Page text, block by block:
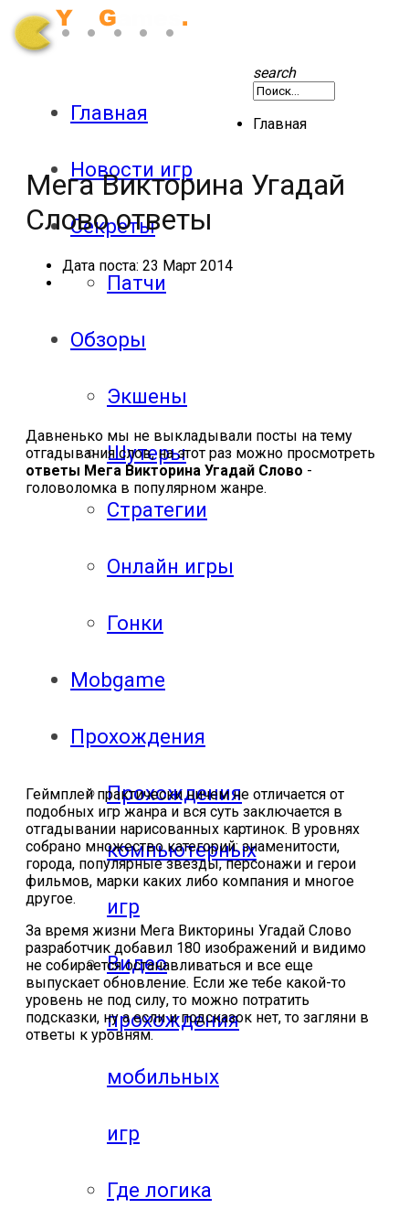
Главная
Новости игр
Секреты
Патчи
Обзоры
Экшены
Шутеры
Стратегии
Онлайн игры
Гонки
Mobgame
Прохождения
Прохождения
компьютерных
игр
Видео
прохождения
мобильных
игр
Где логика
search
Главная
Мега Викторина Угадай
Слово ответы
Дата поста: 23 Март 2014
Давненько мы не выкладывали посты на тему
отгадывания слов, на этот раз можно просмотреть
ответы Мега Викторина Угадай Слово -
головоломка в популярном жанре.
Геймплей практически ничем не отличается от
подобных игр жанра и вся суть заключается в
отгадывании нарисованных картинок. В уровнях
собрано множество категорий: знаменитости,
города, популярные звезды, персонажи и герои
фильмов, марки каких либо компания и многое
другое.
За время жизни Мега Викторины Угадай Слово
разработчик добавил 180 изображений и видимо
не собирается останавливаться и все еще
выпускает обновление. Если же тебе какой-то
уровень не под силу, то можно потратить
подсказки, ну а если и подсказок нет, то загляни в
ответы к уровням.